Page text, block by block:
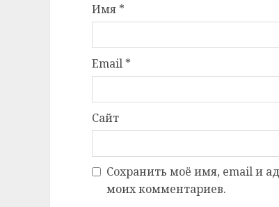
Имя *
Email *
Сайт
Сохранить моё имя, email и
моих комментариев.